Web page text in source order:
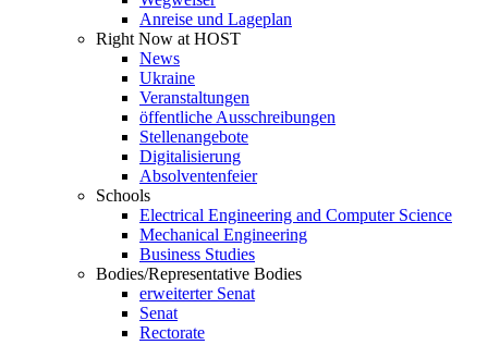
Anreise und Lageplan
Right Now at HOST
News
Ukraine
Veranstaltungen
öffentliche Ausschreibungen
Stellenangebote
Digitalisierung
Absolventenfeier
Schools
Electrical Engineering and Computer Science
Mechanical Engineering
Business Studies
Bodies/Representative Bodies
erweiterter Senat
Senat
Rectorate